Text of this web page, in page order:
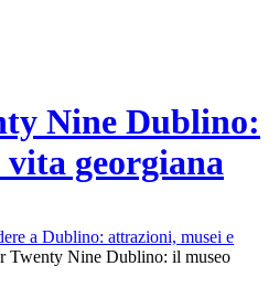
Nine Dublino:
georgiana
a Dublino: attrazioni, musei e
Twenty Nine Dublino: il museo